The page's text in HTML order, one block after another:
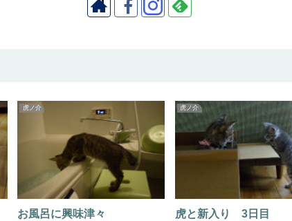
虎ノ介
お風呂に興味津々
虎ノ介
虎と新入り 3日目